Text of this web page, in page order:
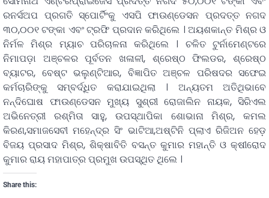
ରନର୍ସଅପ ପ୍ରଗତି ସ୍ପୋର୍ଟିଂକୁ ଏସପି ଫାଉଣ୍ଡେସନ ପ୍ରଦତ୍ତ ନଗଦ
୩୦,୦୦୧ ଟଙ୍କା ଏବଂ ଟ୍ରଫି ପ୍ରଦାନ କରିଥିଲେ । ଅୟଶକାନ୍ତ ମିଶ୍ର ଓ
ନିର୍ମଳ ମିଶ୍ର ମ୍ୟାଚ ପରିଚାଳନା କରିଥିଲେ । ଚଳିତ ଟୁର୍ନାମେଣ୍ଟରେ
ନିମାପଡ଼ା ଅଞ୍ଚଳର ପୂର୍ବତନ ଖଳାଳୀ, ଶ୍ରେଷ୍ଠ ଫିଲଡର, ଶ୍ରେଷ୍ଠ
ବ୍ୟାଟର, ବେଷ୍ଟ ଭଲୁଣ୍ଟିଆର, ବିଜ୍ଞାପିତ ଅଞ୍ଚଳ ପରିଷଦର ସଫେଇ
କର୍ମଚାରିଙ୍କୁ ସମ୍ବର୍ଦ୍ଧିତ କରାଯାଇଥିଲା । ଅନ୍ୟତମ ଅତିଥିଭାବେ
ନନ୍ଦିଘୋଷ ଫାଉଣ୍ଡେସନ ମୁଖ୍ୟ ସୁଶ୍ରୀ ରୋଜାଲିନ ନାୟକ, ସିରିଏଲ
ଅଭିନେତ୍ରୀ ରଶ୍ମିତା ସାହୁ, ଉପସ୍ଥାପିକା ଶୋଭାନା ମିଶ୍ର, କମଲ
କିରଣ,ସମାଜସେବୀ ମହେନ୍ଦ୍ର ସିଂ ଭାଟିଆ,ଅଷ୍ଟିନି ପ୍ଲାଏ ରିଜିଅନ ହେଡ଼
ବିଜୟ ପ୍ରସାଦ ମିଶ୍ର, ଶିକ୍ଷାବିତି ବସନ୍ତ କୁମାର ମହାନ୍ତି ଓ କ୍ଷୀରୋଦ
କୁମାର ରାୟ ମହାପାତ୍ର ପ୍ରମୁଖ ଉପସ୍ଥିତ ଥିଲେ ।
Share this: